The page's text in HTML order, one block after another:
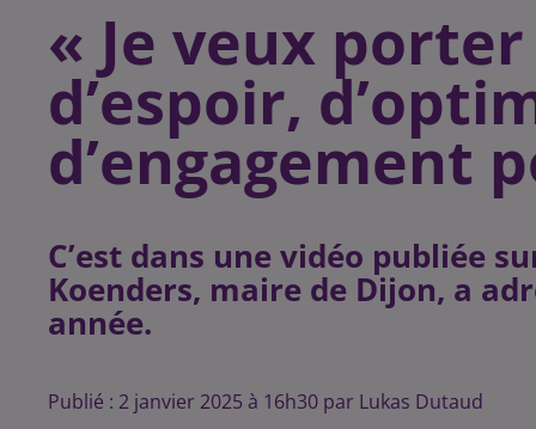
« Je veux
d’espoir,
d’engagement
C’est dans une vidéo publiée
Koenders, maire de Dijon, a
année.
Publié : 2 janvier 2025 à 16h30 par Lukas Dutaud